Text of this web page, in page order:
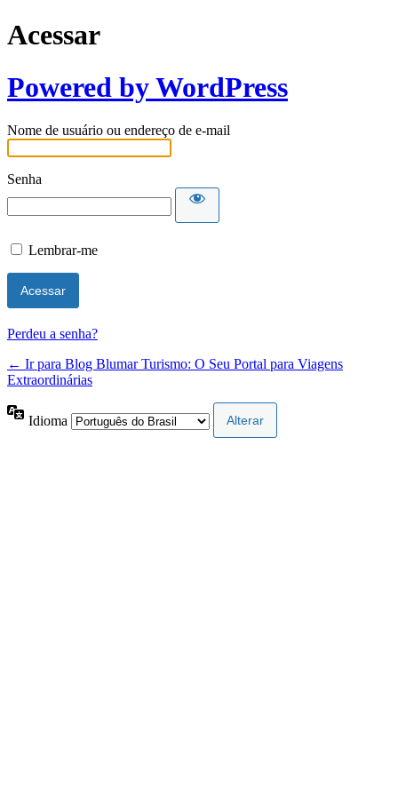
Acessar
Powered by WordPress
Nome de usuário ou endereço de e-mail
Senha
Lembrar-me
Perdeu a senha?
← Ir para Blog Blumar Turismo: O Seu Portal para Viagens
Extraordinárias
Idioma